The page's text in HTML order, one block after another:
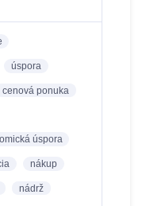
úspora
cenová ponuka
úspora
nákup
nádrž